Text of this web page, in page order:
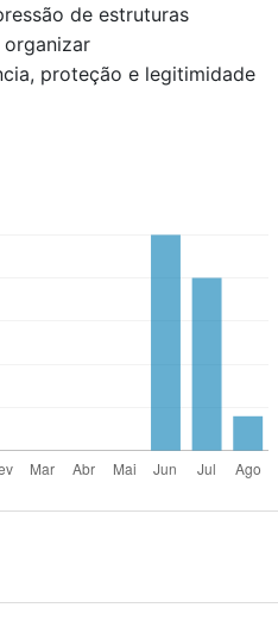
de estruturas
proteção e legitimidade